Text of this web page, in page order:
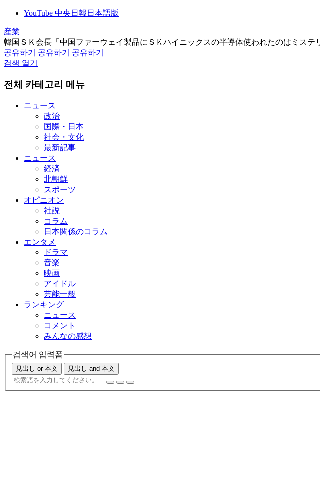
YouTube 中央日報日本語版
産業
韓国ＳＫ会長「中国ファーウェイ製品にＳＫハイニックスの半導体使われたのはミステ
공유하기
공유하기
공유하기
검색 열기
전체 카테고리 메뉴
ニュース
政治
国際・日本
社会・文化
最新記事
ニュース
経済
北朝鮮
スポーツ
オピニオン
社説
コラム
日本関係のコラム
エンタメ
ドラマ
音楽
映画
アイドル
芸能一般
ランキング
ニュース
コメント
みんなの感想
검색어 입력폼
見出し or 本文 見出し and 本文